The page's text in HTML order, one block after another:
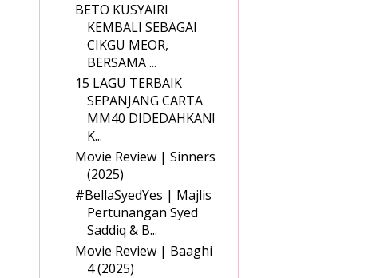
BETO KUSYAIRI
KEMBALI SEBAGAI
CIKGU MEOR,
BERSAMA ...
15 LAGU TERBAIK
SEPANJANG CARTA
MM40 DIDEDAHKAN!
K...
Movie Review | Sinners
(2025)
#BellaSyedYes | Majlis
Pertunangan Syed
Saddiq & B...
Movie Review | Baaghi
4 (2025)